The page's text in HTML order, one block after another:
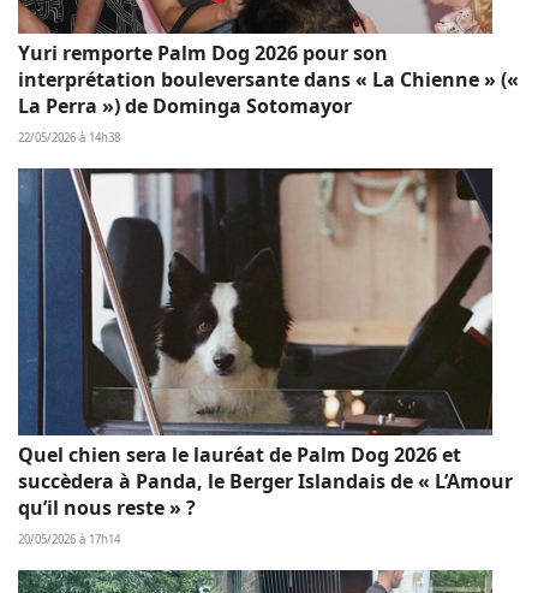
Yuri remporte Palm Dog 2026 pour son
interprétation bouleversante dans « La Chienne » («
La Perra ») de Dominga Sotomayor
22/05/2026 à 14h38
Quel chien sera le lauréat de Palm Dog 2026 et
succèdera à Panda, le Berger Islandais de « L’Amour
qu’il nous reste » ?
20/05/2026 à 17h14